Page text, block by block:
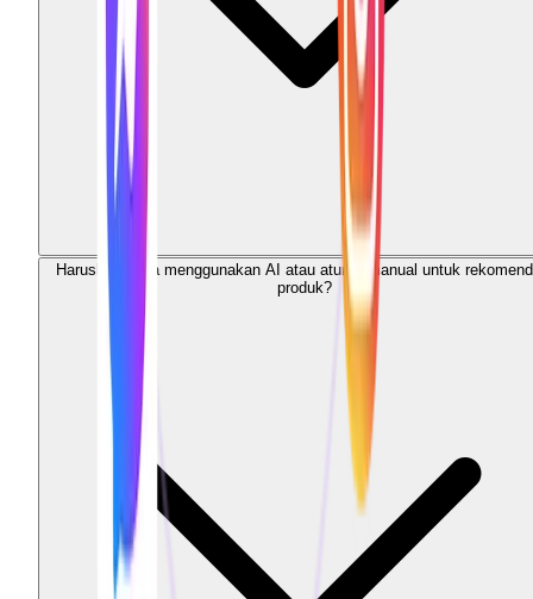
Haruskah saya menggunakan AI atau aturan manual untuk
produk?